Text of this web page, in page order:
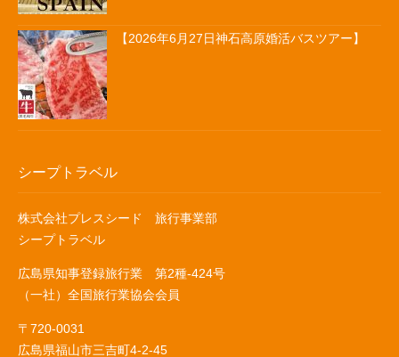
【2026年6月27日神石高原婚活バスツアー】
シープトラベル
株式会社プレスシード 旅行事業部
シープトラベル
広島県知事登録旅行業 第2種-424号
（一社）全国旅行業協会会員
〒720-0031
広島県福山市三吉町4-2-45